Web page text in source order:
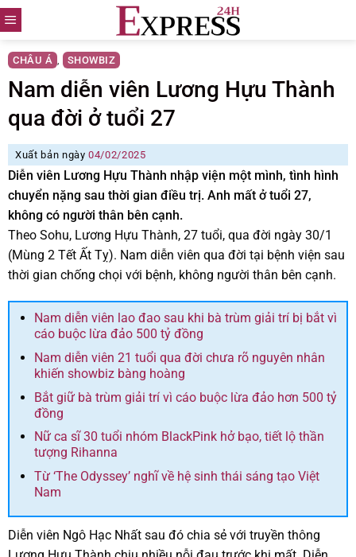
Skip
to
content
CHÂU Á , SHOWBIZ
Nam diễn viên Lương Hựu Thành
qua đời ở tuổi 27
Xuất bản ngày04/02/2025
Diễn viên Lương Hựu Thành nhập viện một mình, tình hình
chuyển nặng sau thời gian điều trị. Anh mất ở tuổi 27,
không có người thân bên cạnh.
Theo Sohu, Lương Hựu Thành, 27 tuổi, qua đời ngày 30/1
(Mùng 2 Tết Ất Tỵ). Nam diễn viên qua đời tại bệnh viện sau
thời gian chống chọi với bệnh, không người thân bên cạnh.
Nam diễn viên lao đao sau khi bà trùm giải trí bị bắt vì
cáo buộc lừa đảo 500 tỷ đồng
Nam diễn viên 21 tuổi qua đời chưa rõ nguyên nhân
khiến showbiz bàng hoàng
Bắt giữ bà trùm giải trí vì cáo buộc lừa đảo hơn 500 tỷ
đồng
Nữ ca sĩ 30 tuổi nhóm BlackPink hở bạo, tiết lộ thần
tượng Rihanna
Từ ‘The Odyssey’ nghĩ về hệ sinh thái sáng tạo Việt
Nam
Diễn viên Ngô Hạc Nhất sau đó chia sẻ với truyền thông